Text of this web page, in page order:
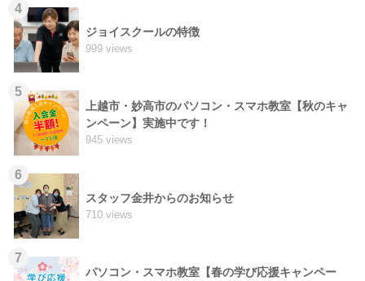
4
ジョイスクールの特徴
999 views
5
上越市・妙高市のパソコン・スマホ教室【秋のキャ
ンペーン】実施中です！
945 views
6
スタッフ金井からのお知らせ
710 views
7
パソコン・スマホ教室【春の学び応援キャンペー